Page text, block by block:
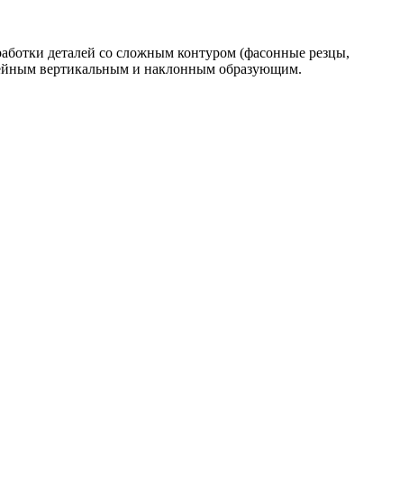
деталей со сложным контуром (фасонные резцы,
вертикальным и наклонным образующим.